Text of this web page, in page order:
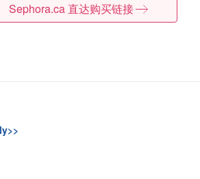
Sephora.ca 直达购买链接